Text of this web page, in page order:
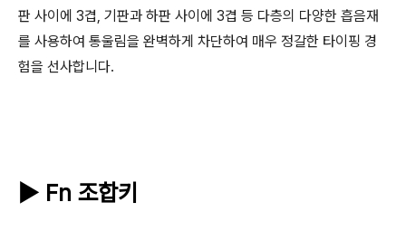
판 사이에 3겹, 기판과 하판 사이에 3겹 등 다층의 다양한 흡음재
를 사용하여 통울림을 완벽하게 차단하여 매우 정갈한 타이핑 경
험을 선사합니다.
▶ Fn 조합키